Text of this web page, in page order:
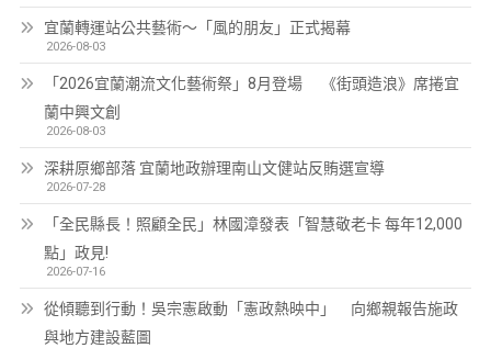
宜蘭轉運站公共藝術～「風的朋友」正式揭幕
2026-08-03
「2026宜蘭潮流文化藝術祭」8月登場 《街頭造浪》席捲宜
蘭中興文創
2026-08-03
深耕原鄉部落 宜蘭地政辦理南山文健站反賄選宣導
2026-07-28
「全民縣長！照顧全民」林國漳發表「智慧敬老卡 每年12,000
點」政見!
2026-07-16
從傾聽到行動！吳宗憲啟動「憲政熱映中」 向鄉親報告施政
與地方建設藍圖